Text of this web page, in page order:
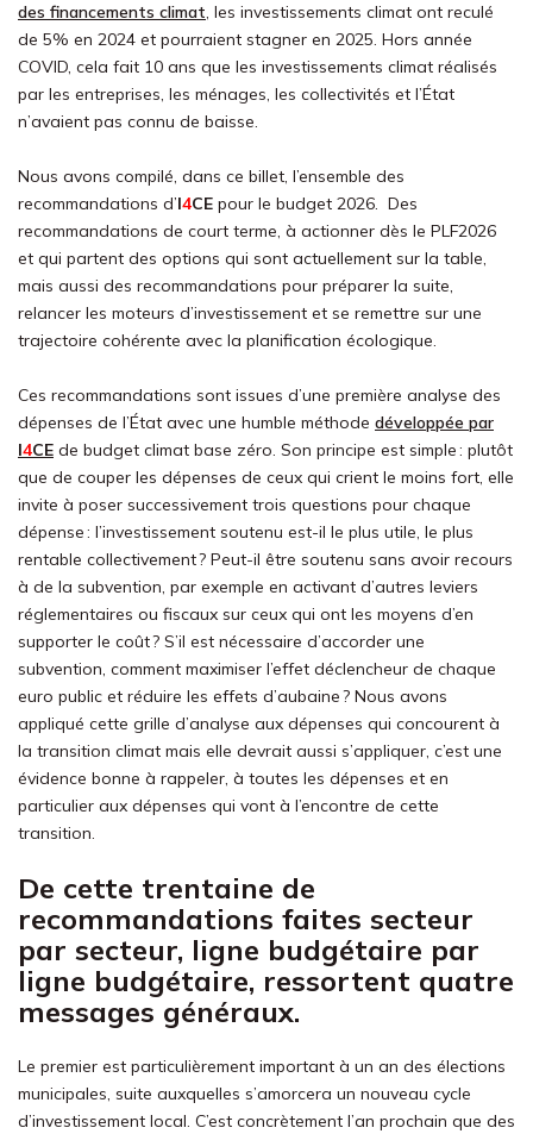
des financements climat, les investissements climat ont reculé
de 5% en 2024 et pourraient stagner en 2025. Hors année
COVID, cela fait 10 ans que les investissements climat réalisés
par les entreprises, les ménages, les collectivités et l’État
n’avaient pas connu de baisse.
Nous avons compilé, dans ce billet, l’ensemble des
recommandations d’I4CE pour le budget 2026. Des
recommandations de court terme, à actionner dès le PLF2026
et qui partent des options qui sont actuellement sur la table,
mais aussi des recommandations pour préparer la suite,
relancer les moteurs d’investissement et se remettre sur une
trajectoire cohérente avec la planification écologique.
Ces recommandations sont issues d’une première analyse des
dépenses de l’État avec une humble méthode développée par
I4CE de budget climat base zéro. Son principe est simple : plutôt
que de couper les dépenses de ceux qui crient le moins fort, elle
invite à poser successivement trois questions pour chaque
dépense : l’investissement soutenu est-il le plus utile, le plus
rentable collectivement ? Peut-il être soutenu sans avoir recours
à de la subvention, par exemple en activant d’autres leviers
réglementaires ou fiscaux sur ceux qui ont les moyens d’en
supporter le coût ? S’il est nécessaire d’accorder une
subvention, comment maximiser l’effet déclencheur de chaque
euro public et réduire les effets d’aubaine ? Nous avons
appliqué cette grille d’analyse aux dépenses qui concourent à
la transition climat mais elle devrait aussi s’appliquer, c’est une
évidence bonne à rappeler, à toutes les dépenses et en
particulier aux dépenses qui vont à l’encontre de cette
transition.
De cette trentaine de
recommandations faites secteur
par secteur, ligne budgétaire par
ligne budgétaire, ressortent quatre
messages généraux.
Le premier est particulièrement important à un an des élections
municipales, suite auxquelles s’amorcera un nouveau cycle
d’investissement local. C’est concrètement l’an prochain que des